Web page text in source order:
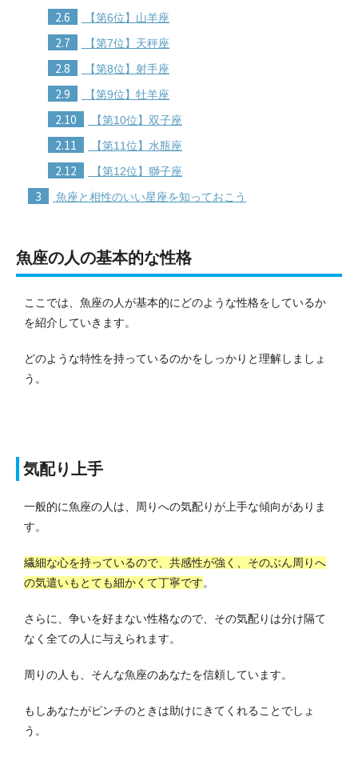
2.6 【第6位】山羊座
2.7 【第7位】天秤座
2.8 【第8位】射手座
2.9 【第9位】牡羊座
2.10 【第10位】双子座
2.11 【第11位】水瓶座
2.12 【第12位】獅子座
3 魚座と相性のいい星座を知っておこう
魚座の人の基本的な性格
ここでは、魚座の人が基本的にどのような性格をしているか
を紹介していきます。
どのような特性を持っているのかをしっかりと理解しましょ
う。
気配り上手
一般的に魚座の人は、周りへの気配りが上手な傾向がありま
す。
繊細な心を持っているので、共感性が強く、そのぶん周りへ
の気遣いもとても細かくて丁寧です。
さらに、争いを好まない性格なので、その気配りは分け隔て
なく全ての人に与えられます。
周りの人も、そんな魚座のあなたを信頼しています。
もしあなたがピンチのときは助けにきてくれることでしょ
う。